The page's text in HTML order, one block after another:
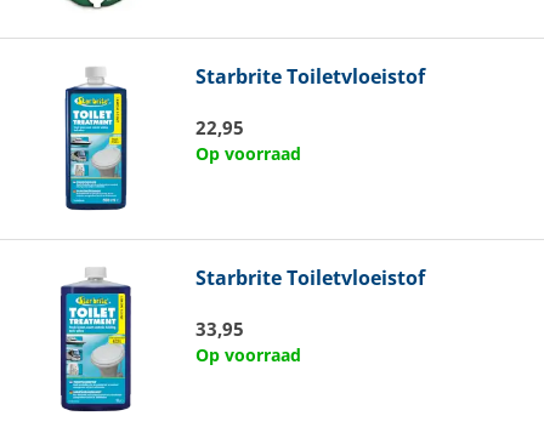
StarbriteToiletvloeistof
22,95
Op voorraad
StarbriteToiletvloeistof
33,95
Op voorraad